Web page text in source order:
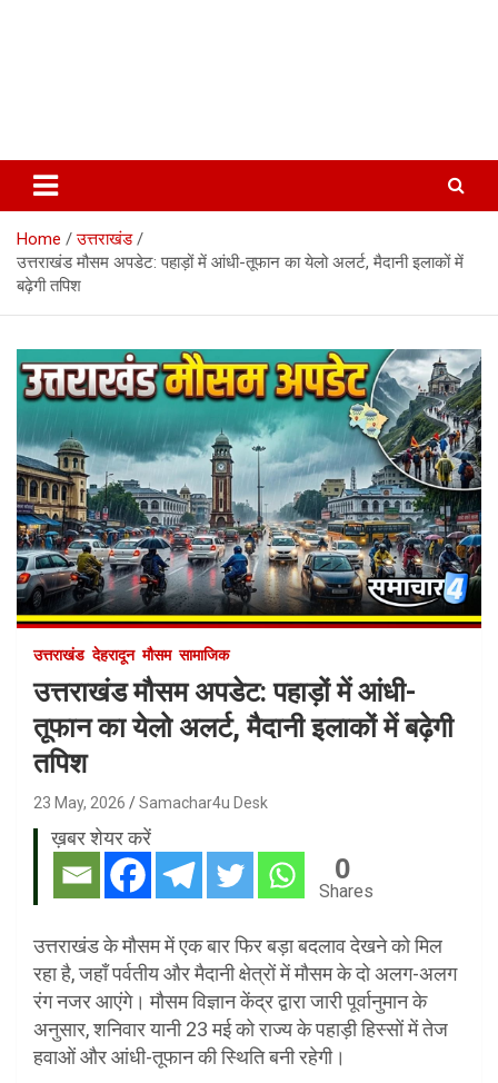
Home
उत्तराखंड
उत्तराखंड मौसम अपडेट: पहाड़ों में आंधी-तूफान का येलो अलर्ट, मैदानी इलाकों में
बढ़ेगी तपिश
उत्तराखंड देहरादून मौसम सामाजिक
उत्तराखंड मौसम अपडेट: पहाड़ों में आंधी-
तूफान का येलो अलर्ट, मैदानी इलाकों में बढ़ेगी
तपिश
23 May, 2026 Samachar4u Desk
ख़बर शेयर करें
0
Shares
उत्तराखंड के मौसम में एक बार फिर बड़ा बदलाव देखने को मिल
रहा है, जहाँ पर्वतीय और मैदानी क्षेत्रों में मौसम के दो अलग-अलग
रंग नजर आएंगे। मौसम विज्ञान केंद्र द्वारा जारी पूर्वानुमान के
अनुसार, शनिवार यानी 23 मई को राज्य के पहाड़ी हिस्सों में तेज
हवाओं और आंधी-तूफान की स्थिति बनी रहेगी।